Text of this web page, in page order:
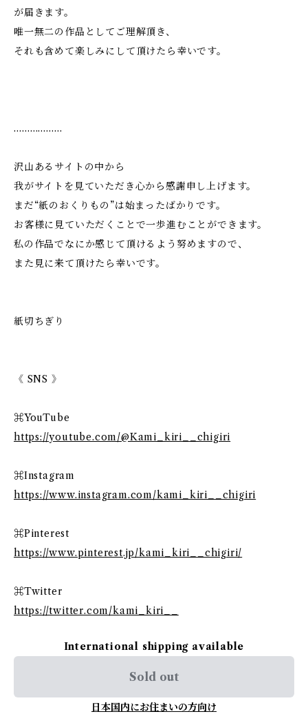
が届きます。
唯一無二の作品としてご理解頂き、
それも含めて楽しみにして頂けたら幸いです。
………………
沢山あるサイトの中から
我がサイトを見ていただき心から感謝申し上げます。
まだ“紙のおくりもの”は始まったばかりです。
お客様に見ていただくことで一歩進むことができます。
私の作品でなにか感じて頂けるよう努めますので、
また見に来て頂けたら幸いです。
紙切ちぎり
《 SNS 》
⌘YouTube
https://youtube.com/@Kami_kiri__chigiri
⌘Instagram
https://www.instagram.com/kami_kiri__chigiri
⌘Pinterest
https://www.pinterest.jp/kami_kiri__chigiri/
⌘Twitter
https://twitter.com/kami_kiri__
International shipping available
Sold out
日本国内にお住まいの方向け